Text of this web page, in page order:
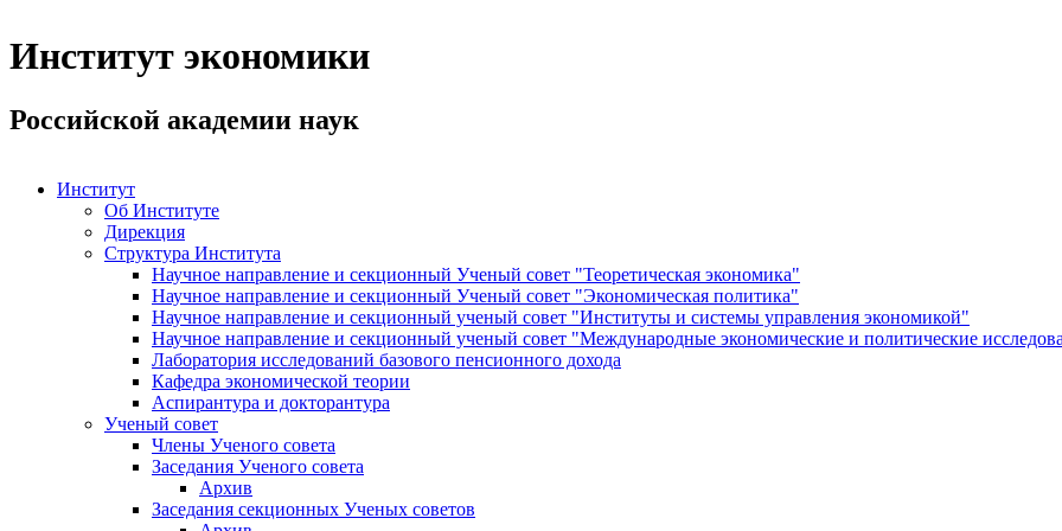
Институт экономики
Российской академии наук
Институт
Об Институте
Дирекция
Структура Института
Научное направление и секционный Ученый совет "Теоретическая экономика"
Научное направление и секционный Ученый совет "Экономическая политика"
Научное направление и секционный ученый совет "Институты и системы управления экономикой"
Научное направление и секционный ученый совет "Международные экономические и политические
Лаборатория исследований базового пенсионного дохода
Кафедра экономической теории
Аспирантура и докторантура
Ученый совет
Члены Ученого совета
Заседания Ученого совета
Архив
Заседания секционных Ученых советов